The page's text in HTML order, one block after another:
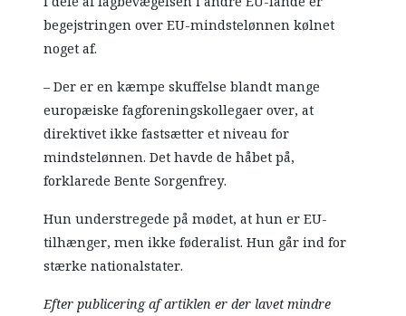
begejstringen over EU-mindstelønnen kølnet
noget af.
– Der er en kæmpe skuffelse blandt mange
europæiske fagforeningskollegaer over, at
direktivet ikke fastsætter et niveau for
mindstelønnen. Det havde de håbet på,
forklarede Bente Sorgenfrey.
Hun understregede på mødet, at hun er EU-
tilhænger, men ikke føderalist. Hun går ind for
stærke nationalstater.
Efter publicering af artiklen er der lavet mindre